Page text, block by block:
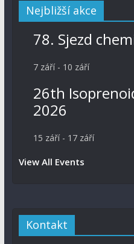
Nejbližší akce
78. Sjezd
7 září- 10 září
26th
2026
15 září- 17 září
View All Events
Kontakt